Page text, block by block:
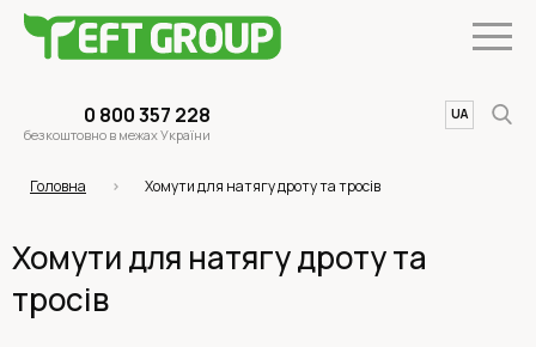
0 800 357 228
безкоштовно в межах України
UA
EN
Головна Хомути для натягу дроту та тросів
Хомути для натягу дроту та
тросів